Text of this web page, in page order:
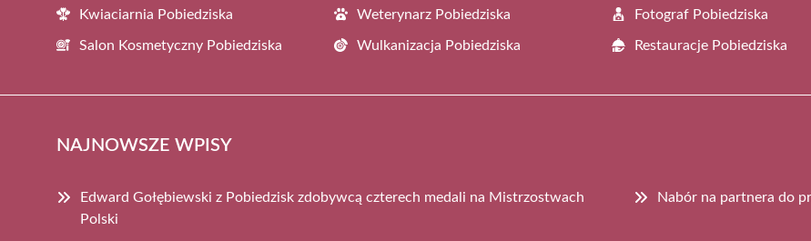
Kwiaciarnia Pobiedziska Weterynarz Pobiedziska Fotograf Pobiedziska
Salon Kosmetyczny Pobiedziska Wulkanizacja Pobiedziska Restauracje Pobiedziska
NAJNOWSZE WPISY
Edward Gołębiewski z Pobiedzisk zdobywcą czterech medali na Mistrzostwach
Polski
Nabór na partnera do